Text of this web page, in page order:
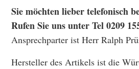
Sie möchten lieber telefonisch
Rufen Sie uns unter Tel 0209
Ansprechparter ist Herr Ralph
Hersteller des Artikels ist die